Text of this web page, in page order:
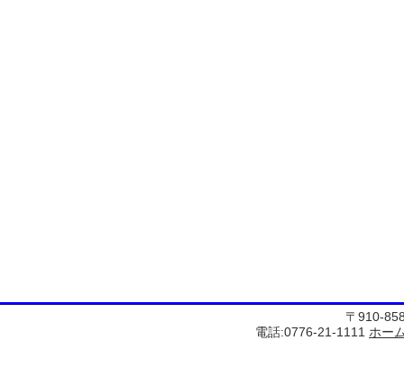
〒910-
電話:0776-21-1111 ホー